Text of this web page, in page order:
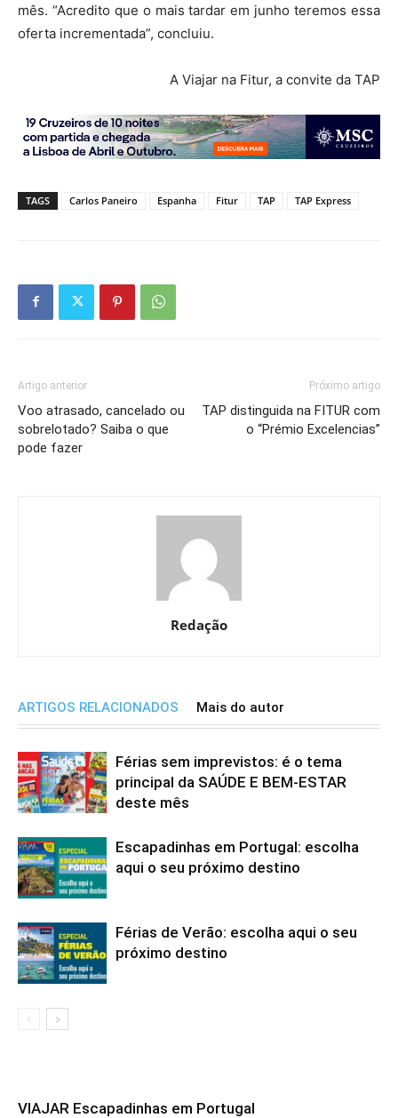
mês. “Acredito que o mais tardar em junho teremos essa
oferta incrementada”, concluiu.
A Viajar na Fitur, a convite da TAP
TAGS Carlos Paneiro Espanha Fitur TAP TAP Express
Artigo anterior
Voo atrasado, cancelado ou
sobrelotado? Saiba o que
pode fazer
Próximo artigo
TAP distinguida na FITUR com
o “Prémio Excelencias”
Redação
ARTIGOS RELACIONADOS Mais do autor
Férias sem imprevistos: é o tema
principal da SAÚDE E BEM-ESTAR
deste mês
Escapadinhas em Portugal: escolha
aqui o seu próximo destino
Férias de Verão: escolha aqui o seu
próximo destino
VIAJAR Escapadinhas em Portugal